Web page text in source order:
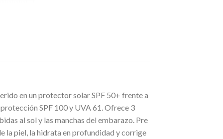
en un protector solar SPF 50+ frente a
SPF 100 y UVA 61. Ofrece 3
al sol y las manchas del embarazo. Pre
la piel, la hidrata en profundidad y corrige